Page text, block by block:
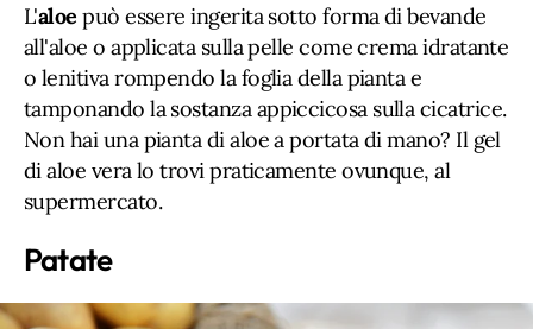
L'aloe può essere ingerita sotto forma di bevande
all'aloe o applicata sulla pelle come crema idratante
o lenitiva rompendo la foglia della pianta e
tamponando la sostanza appiccicosa sulla cicatrice.
Non hai una pianta di aloe a portata di mano? Il gel
di aloe vera lo trovi praticamente ovunque, al
supermercato.
Patate